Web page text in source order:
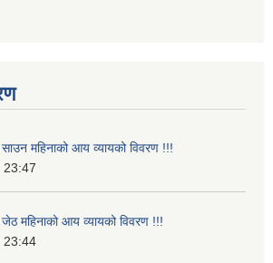
महिनाको आय व्यायको विवरण !!!
23:47
महिनाको आय व्यायको विवरण !!!
23:44